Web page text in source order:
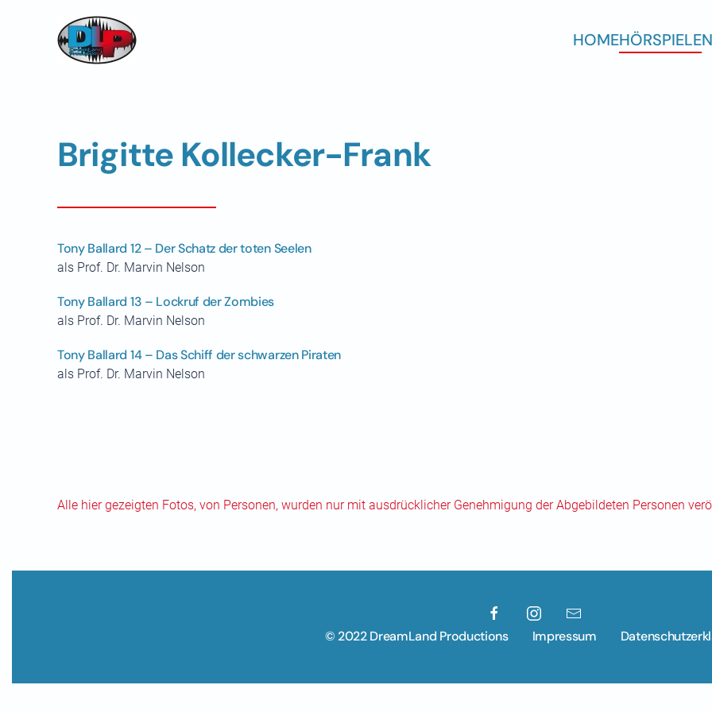
Skip to main content HOMEHÖRSPIELE
Brigitte Kollecker-Frank
Tony Ballard 12 – Der Schatz der toten Seelen
als Prof. Dr. Marvin Nelson
Tony Ballard 13 – Lockruf der Zombies
als Prof. Dr. Marvin Nelson
Tony Ballard 14 – Das Schiff der schwarzen Piraten
als Prof. Dr. Marvin Nelson
Alle hier gezeigten Fotos, von Personen, wurden nur mit ausdrücklicher Genehmigung der Abgebildeten Personen
© 2022 DreamLand Productions Impressum